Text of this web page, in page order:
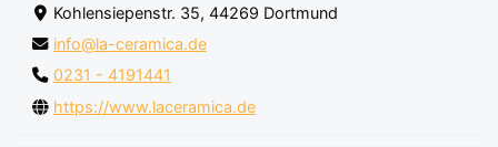
Kohlensiepenstr. 35, 44269 Dortmund
info@la-ceramica.de
0231 - 4191441
https://www.laceramica.de